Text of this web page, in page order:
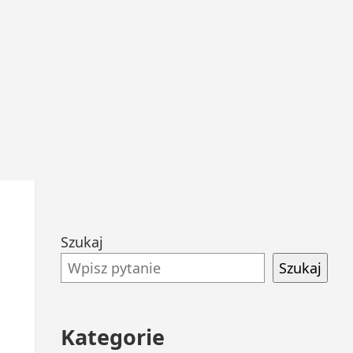
Przejdź
do
stopki
Szukaj
Szukaj
Kategorie